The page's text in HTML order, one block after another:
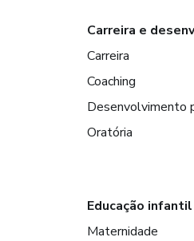
Carreira e
Carreira
Coaching
Desenvolvimento
Oratória
Educação
Maternidade